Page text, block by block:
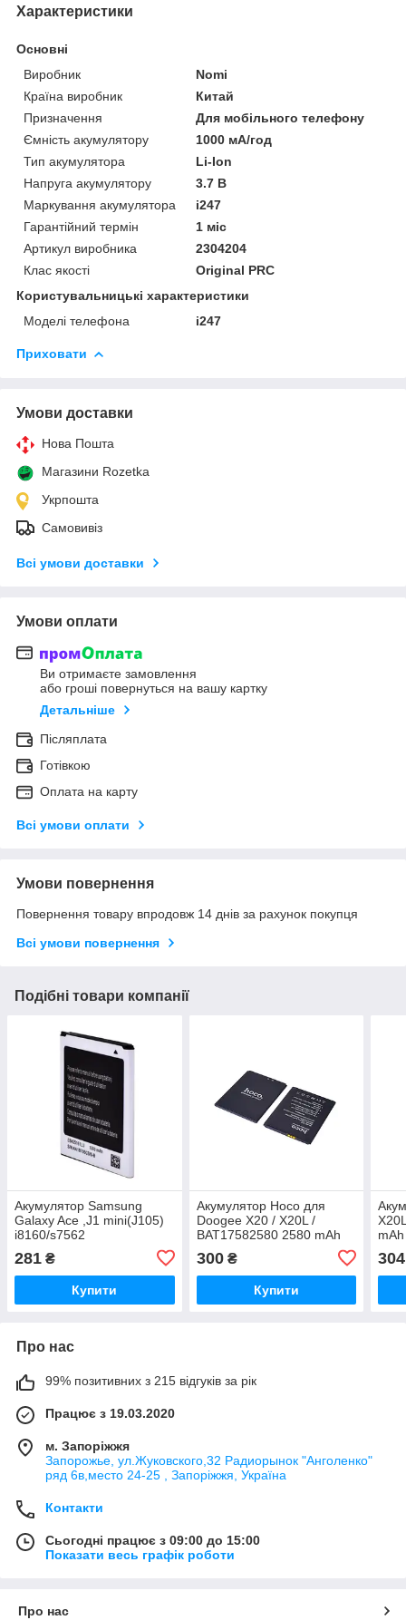
Характеристики
Основні
Виробник
Nomi
Країна виробник
Китай
Призначення
Для мобільного телефону
Ємність акумулятору
1000 мА/год
Тип акумулятора
Li-Ion
Напруга акумулятору
3.7 В
Маркування акумулятора
i247
Гарантійний термін
1 міс
Артикул виробника
2304204
Клас якості
Original PRC
Користувальницькі характеристики
Моделі телефона
i247
Приховати
Умови доставки
Нова Пошта
Магазини Rozetka
Укрпошта
Самовивіз
Всі умови доставки
Умови оплати
Ви отримаєте замовлення
або гроші повернуться на вашу картку
Детальніше
Післяплата
Готівкою
Оплата на карту
Всі умови оплати
Умови повернення
Повернення товару впродовж 14 днів за рахунок покупця
Всі умови повернення
Подібні товари компанії
Акумулятор Samsung
Galaxy Ace ,J1 mini(J105)
i8160/s7562
zka/i8190/S7390/EB425161LU,
EB-BG313BBE, 1500 mAh
Original PRC
281 ₴
Купити
Акумулятор Hoco для
Doogee X20 / X20L /
BAT17582580 2580 mAh
300₴
Купити
304
Про нас
99% позитивних з 215 відгуків за рік
Працює з 19.03.2020
м. Запоріжжя
Запорожье, ул.Жуковского,32 Радиорынок "Анголенко"
ряд 6в,место 24-25 , Запоріжжя, Україна
Контакти
Сьогодні працює з 09:00 до 15:00
Показати весь графік роботи
Про нас